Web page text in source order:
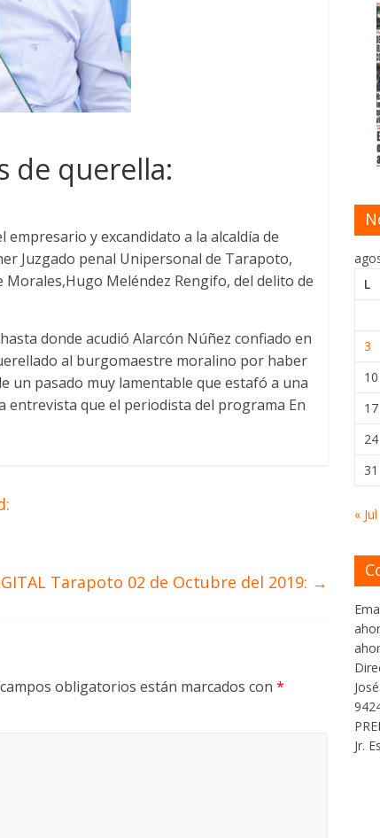
de querella:
y excandidato a la alcaldía de
Juzgado penal Unipersonal de Tarapoto,
Morales,Hugo Meléndez Rengifo, del delito de
donde acudió Alarcón Núñez confiado en
al burgomaestre moralino por haber
un pasado muy lamentable que estafó a una
entrevista que el periodista del programa En
Tarapoto 02 de Octubre del 2019: →
obligatorios están marcados con *
L
3
10
17
24
31
« Jul
Jr.